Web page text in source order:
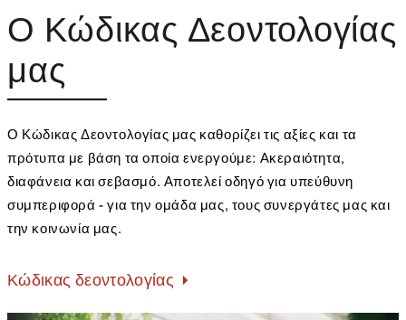
Ο Κώδικας Δεοντολογίας
μας
Ο Κώδικας Δεοντολογίας μας καθορίζει τις αξίες και τα
πρότυπα με βάση τα οποία ενεργούμε: Ακεραιότητα,
διαφάνεια και σεβασμό. Αποτελεί οδηγό για υπεύθυνη
συμπεριφορά - για την ομάδα μας, τους συνεργάτες μας και
την κοινωνία μας.
Κώδικας δεοντολογίας